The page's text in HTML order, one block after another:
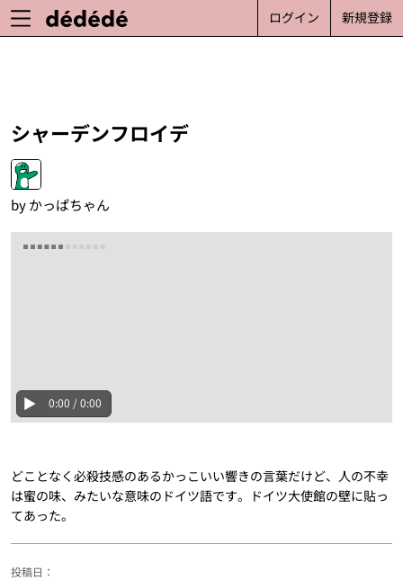
新規登録
ログイン
シャーデンフロイデ
byかっぱちゃん
0:00 / 0:00
どことなく必殺技感のあるかっこいい響きの言葉だけど、人の不幸
は蜜の味、みたいな意味のドイツ語です。ドイツ大使館の壁に貼っ
てあった。
投稿日：